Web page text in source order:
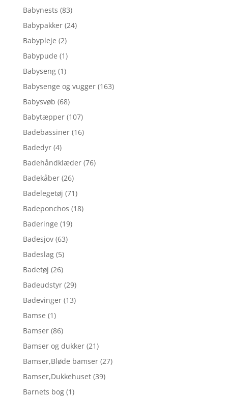
Babynests (83)
Babypakker (24)
Babypleje (2)
Babypude (1)
Babyseng (1)
Babysenge og vugger (163)
Babysvøb (68)
Babytæpper (107)
Badebassiner (16)
Badedyr (4)
Badehåndklæder (76)
Badekåber (26)
Badelegetøj (71)
Badeponchos (18)
Baderinge (19)
Badesjov (63)
Badeslag (5)
Badetøj (26)
Badeudstyr (29)
Badevinger (13)
Bamse (1)
Bamser (86)
Bamser og dukker (21)
Bamser,Bløde bamser (27)
Bamser,Dukkehuset (39)
Barnets bog (1)